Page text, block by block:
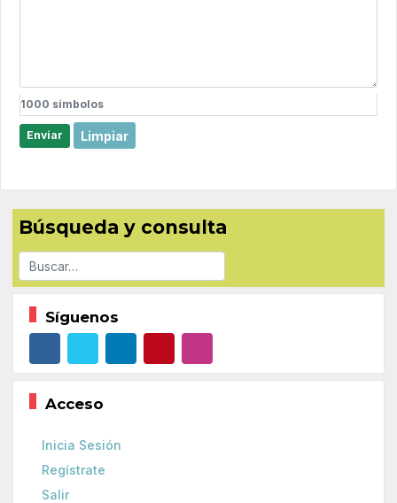
1000 simbolos
Enviar Limpiar
Búsqueda y consulta
Buscar
Síguenos
Acceso
Inicia Sesión
Regístrate
Salir